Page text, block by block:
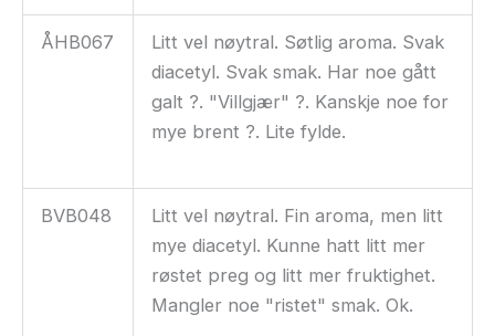
ÅHB067
Litt vel nøytral. Søtlig aroma. Svak
diacetyl. Svak smak. Har noe gått
galt ?. "Villgjær" ?. Kanskje noe for
mye brent ?. Lite fylde.
BVB048
Litt vel nøytral. Fin aroma, men litt
mye diacetyl. Kunne hatt litt mer
røstet preg og litt mer fruktighet.
Mangler noe "ristet" smak. Ok.